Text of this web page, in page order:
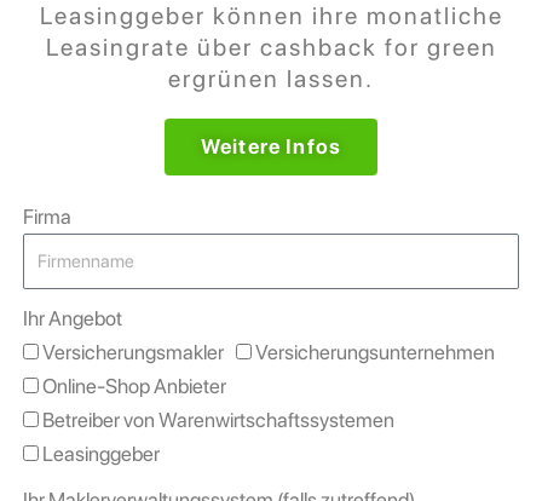
Leasinggeber können ihre monatliche
Leasingrate über cashback for green
ergrünen lassen.
Weitere Infos
Firma
Ihr Angebot
Versicherungsmakler
Versicherungsunternehmen
Online-Shop Anbieter
Betreiber von Warenwirtschaftssystemen
Leasinggeber